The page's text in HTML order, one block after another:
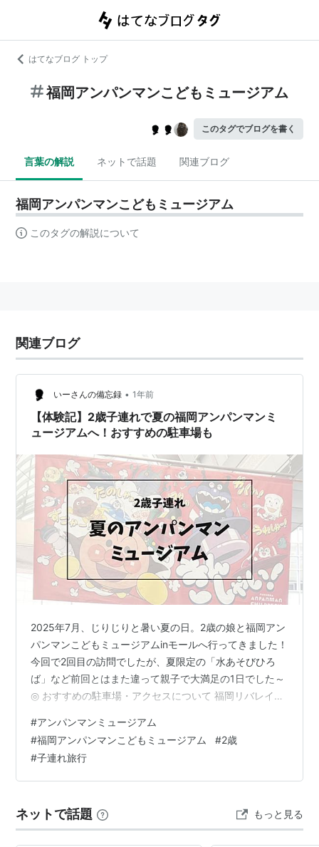
はてなブログ トップ
福岡アンパンマンこどもミュージアム
このタグでブログを書く
言葉の解説 ネットで話題 関連ブログ
福岡アンパンマンこどもミュージアム
このタグの解説について
関連ブログ
いーさんの備忘録 • 1年前
【体験記】2歳子連れで夏の福岡アンパンマンミ
ュージアムへ！おすすめの駐車場も
2025年7月、じりじりと暑い夏の日。2歳の娘と福岡アン
パンマンこどもミュージアムinモールへ行ってきました！
今回で2回目の訪問でしたが、夏限定の「水あそびひろ
ば」など前回とはまた違って親子で大満足の1日でした～
◎ おすすめの駐車場・アクセスについて 福岡リバレイン
「パラカパーキング103」 候補だった駐車場（Dパーキン
グ中洲2丁目第1） 駐車場からアンパンマンミュージアム
まで チケットについて 混雑状況 今回楽しんだポイント3
つ！ ①アンパンマンカーニバル王国 ②水あそびひろば
カステラ…
#アンパンマンミュージアム
#福岡アンパンマンこどもミュージアム #2歳
#子連れ旅行
ネットで話題 もっと見る